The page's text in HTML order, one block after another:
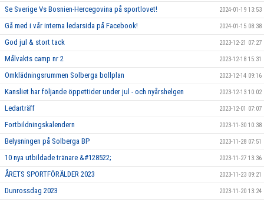
Se Sverige Vs Bosnien-Hercegovina på sportlovet! 2024-01-19 13:53
Gå med i vår interna ledarsida på Facebook! 2024-01-15 08:38
God jul & stort tack 2023-12-21 07:27
Målvakts camp nr 2 2023-12-18 15:31
Omklädningsrummen Solberga bollplan 2023-12-14 09:16
Kansliet har följande öppettider under jul - och nyårshelgen 2023-12-13 10:02
Ledarträff 2023-12-01 07:07
Fortbildningskalendern 2023-11-30 10:38
Belysningen på Solberga BP 2023-11-28 07:51
10 nya utbildade tränare &#128522; 2023-11-27 13:36
ÅRETS SPORTFÖRÄLDER 2023 2023-11-23 09:21
Dunrossdag 2023 2023-11-20 13:24